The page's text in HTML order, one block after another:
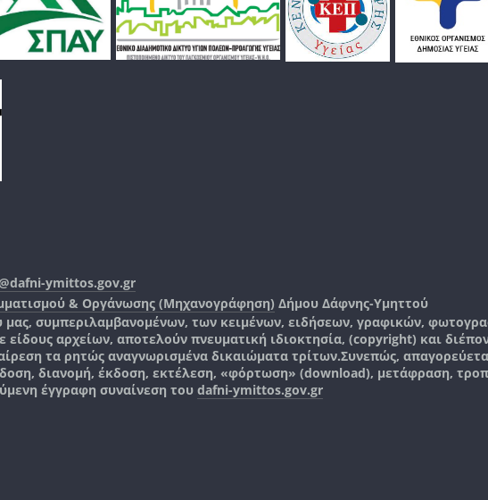
ymittos.gov.gr
& Οργάνωσης (Μηχανογράφηση) Δήμου Δάφνης-Υμηττού
μας, συμπεριλαμβανομένων, των κειμένων, ειδήσεων, γραφικών,
αρχείων, αποτελούν πνευματική ιδιοκτησία, (copyright) και
τα ρητώς αναγνωρισμένα δικαιώματα τρίτων.Συνεπώς,
διανομή, έκδοση, εκτέλεση, «φόρτωση» (download), μετάφραση,
έγγραφη συναίνεση του dafni-ymittos.gov.gr